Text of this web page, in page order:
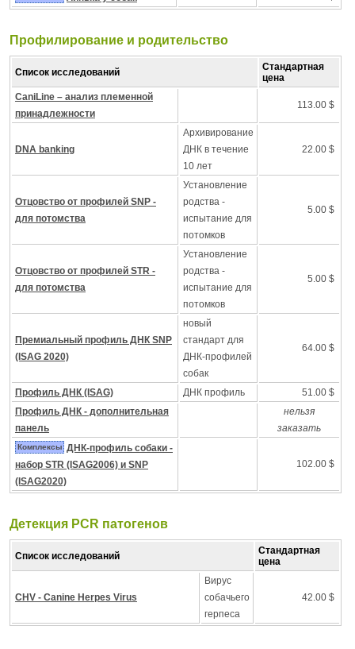
Профилирование и pодительство
Список исследований
Стандартная
цена
CaniLine – анализ племенной
принадлежности
113.00 $
DNA banking
Архивирование
ДНК в течение
10 лет
22.00 $
Отцовство от профилей SNP -
для потомства
Установление
родства -
испытание для
потомков
5.00 $
Отцовство от профилей STR -
для потомства
Установление
родства -
испытание для
потомков
5.00 $
Премиальный профиль ДНК SNP
(ISAG 2020)
новый
стандарт для
ДНК-профилей
собак
64.00 $
Профиль ДНК (ISAG) ДНК профиль
51.00 $
Профиль ДНК - дополнительная
панель
нельзя
заказать
Комплексы ДНК-профиль собаки -
набор STR (ISAG2006) и SNP
(ISAG2020)
102.00 $
Детекция PCR патогенов
Список исследований
Стандартная
цена
CHV - Canine Herpes Virus
Вирус
собачьего
герпеса
42.00 $